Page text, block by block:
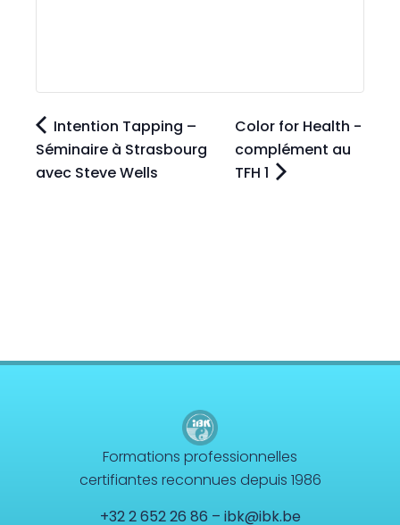
Intention Tapping –
Séminaire à Strasbourg
avec Steve Wells
Color for Health -
complément au
TFH 1
Formations professionnelles
certifiantes reconnues depuis 1986
+32 2 652 26 86 – ibk@ibk.be